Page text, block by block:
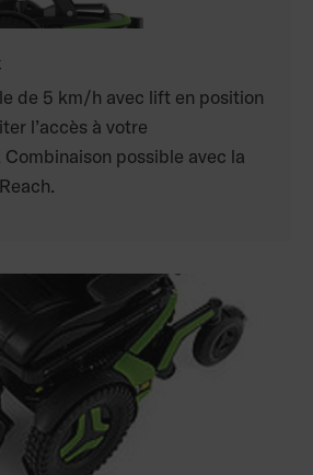
de 5 km/h avec lift en position
l’accès à votre
possible avec la